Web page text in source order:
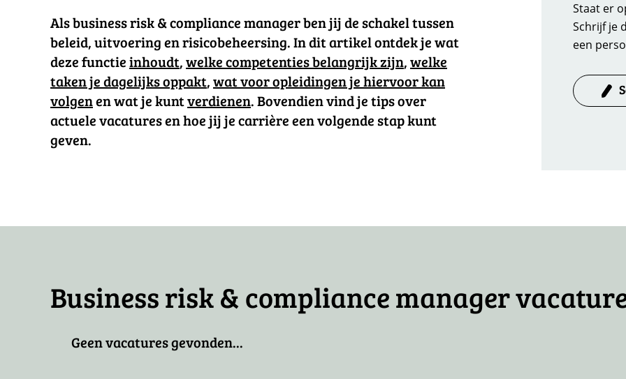
Als business risk & compliance manager ben jij de schakel tussen
beleid, uitvoering en risicobeheersing. In dit artikel ontdek je wat
deze functieinhoudt,welke competenties belangrijk zijn,welke
taken je dagelijks oppakt,wat voor opleidingen je hiervoor kan
volgenen wat je kuntverdienen. Bovendien vind je tips over
actuele vacatures en hoe jij je carrière een volgende stap kunt
geven.
Staat er
Schrijf je
een
Business risk & compliance manager
Geen vacatures gevonden...